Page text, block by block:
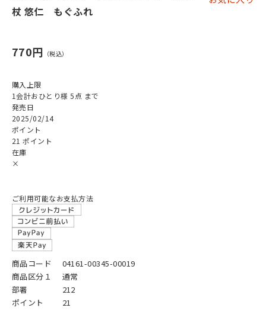
杖 悠仁 もぐふれ
770円
購入上限
1会計おひとり様 5点 まで
発売日
2025/02/14
ポイント
21 ポイント
在庫
×
ご利用可能なお支払方法
商品コード
04161-00345-00019
商品区分１
通常
部署
212
ポイント
21